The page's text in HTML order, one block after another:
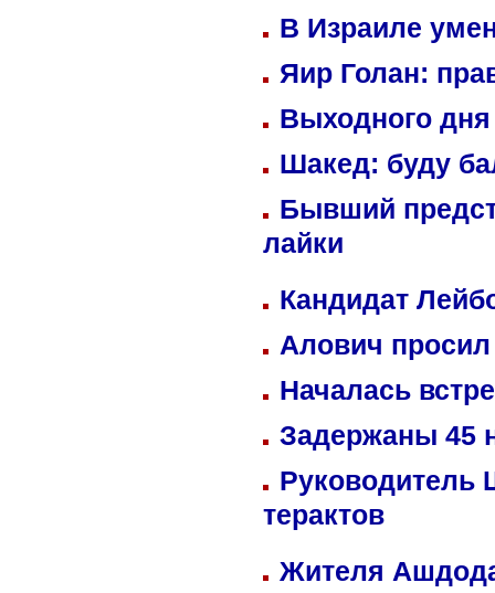
В Израиле
Яир Голан:
Выходного
Шакед: буду
Бывший
лайки
Кандидат
Алович просил
Началась
Задержаны 45
Руководитель
терактов
Жителя